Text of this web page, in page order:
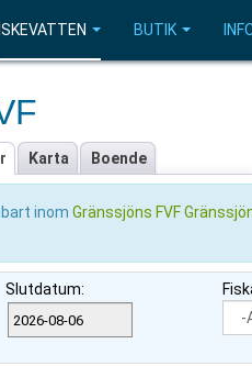
BUTIK
Karta Boende
inom Gränssjöns FVF
Slutdatum: